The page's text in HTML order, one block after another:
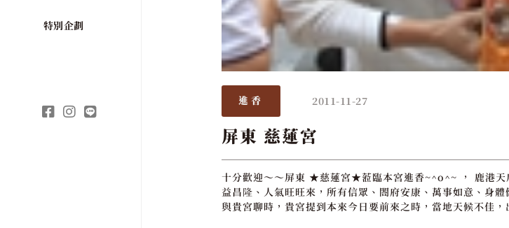
特別企劃
進香 2011-11-27
屏東 慈蓮宮
十分歡迎～～屏東 ★慈蓮宮★蒞臨本宮進香~^o^~ ， 鹿港天
益昌隆、人氣旺旺來，所有信眾、閤府安康、萬事如意、身
與貴宮聊時，貴宮提到本來今日要前來之時，當地天候不佳